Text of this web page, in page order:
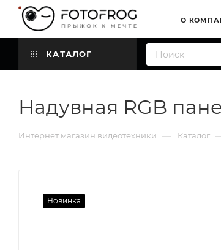
О
КАТАЛОГ
Надувная RGB
Интернет магазин видеотехники — Каталог
Новинка